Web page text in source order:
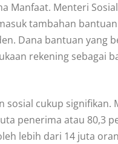
Manfaat. Menteri
tambahan
Dana bantuan yang
rekening sebagai
sosial cukup
penerima atau 80,3
lebih dari 14 juta